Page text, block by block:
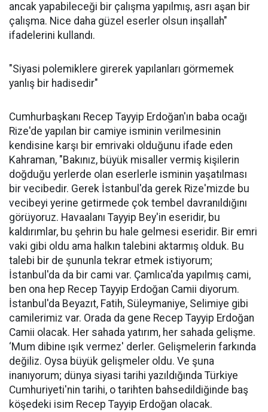
ancak yapabileceği bir çalışma yapılmış, asrı aşan bir
çalışma. Nice daha güzel eserler olsun inşallah"
ifadelerini kullandı.
"Siyasi polemiklere girerek yapılanları görmemek
yanlış bir hadisedir"
Cumhurbaşkanı Recep Tayyip Erdoğan'ın baba ocağı
Rize'de yapılan bir camiye isminin verilmesinin
kendisine karşı bir emrivaki olduğunu ifade eden
Kahraman, "Bakınız, büyük misaller vermiş kişilerin
doğduğu yerlerde olan eserlerle isminin yaşatılması
bir vecibedir. Gerek İstanbul'da gerek Rize'mizde bu
vecibeyi yerine getirmede çok tembel davranıldığını
görüyoruz. Havaalanı Tayyip Bey'in eseridir, bu
kaldırımlar, bu şehrin bu hale gelmesi eseridir. Bir emri
vaki gibi oldu ama halkın talebini aktarmış olduk. Bu
talebi bir de şununla tekrar etmek istiyorum;
İstanbul'da da bir cami var. Çamlıca'da yapılmış cami,
ben ona hep Recep Tayyip Erdoğan Camii diyorum.
İstanbul'da Beyazıt, Fatih, Süleymaniye, Selimiye gibi
camilerimiz var. Orada da gene Recep Tayyip Erdoğan
Camii olacak. Her sahada yatırım, her sahada gelişme.
‘Mum dibine ışık vermez' derler. Gelişmelerin farkında
değiliz. Oysa büyük gelişmeler oldu. Ve şuna
inanıyorum; dünya siyasi tarihi yazıldığında Türkiye
Cumhuriyeti'nin tarihi, o tarihten bahsedildiğinde baş
köşedeki isim Recep Tayyip Erdoğan olacak.